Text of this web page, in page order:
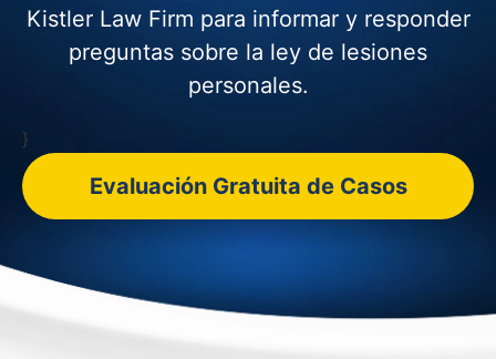
Kistler Law Firm para informar yresponder
preguntas sobre la ley de lesiones
personales.
}
Evaluación Gratuita de Casos